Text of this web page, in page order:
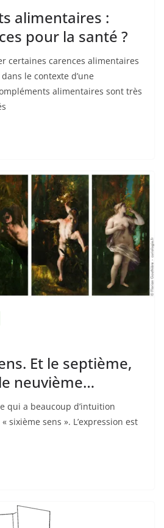
alimentaires :
pour la santé ?
certaines carences alimentaires
le contexte d’une
alimentaires sont très
Et le septième,
neuvième…
qui a beaucoup d’intuition
sixième sens ». L’expression est